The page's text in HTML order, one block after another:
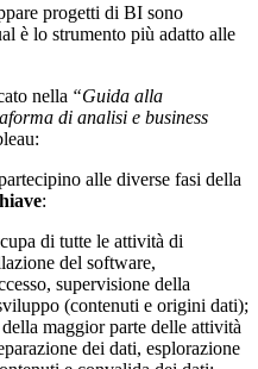
progetti di BI sono
è lo strumento più adatto alle
nella “Guida alla
di analisi e business
alle diverse fasi della
:
di tutte le attività di
del software,
supervisione della
(contenuti e origini dati);
maggior parte delle attività
dei dati, esplorazione